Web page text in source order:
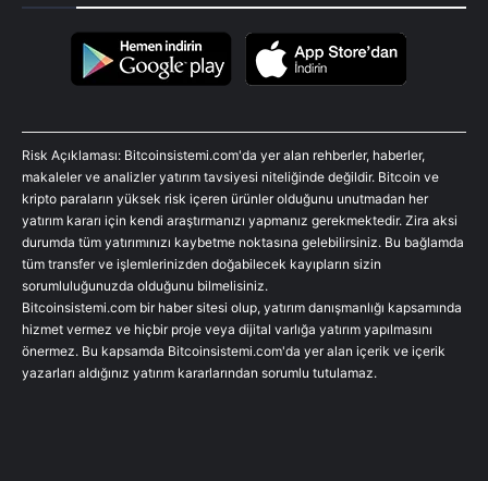
Risk Açıklaması: Bitcoinsistemi.com'da yer alan rehberler, haberler,
makaleler ve analizler yatırım tavsiyesi niteliğinde değildir. Bitcoin ve
kripto paraların yüksek risk içeren ürünler olduğunu unutmadan her
yatırım kararı için kendi araştırmanızı yapmanız gerekmektedir. Zira aksi
durumda tüm yatırımınızı kaybetme noktasına gelebilirsiniz. Bu bağlamda
tüm transfer ve işlemlerinizden doğabilecek kayıpların sizin
sorumluluğunuzda olduğunu bilmelisiniz.
Bitcoinsistemi.com bir haber sitesi olup, yatırım danışmanlığı kapsamında
hizmet vermez ve hiçbir proje veya dijital varlığa yatırım yapılmasını
önermez. Bu kapsamda Bitcoinsistemi.com'da yer alan içerik ve içerik
yazarları aldığınız yatırım kararlarından sorumlu tutulamaz.